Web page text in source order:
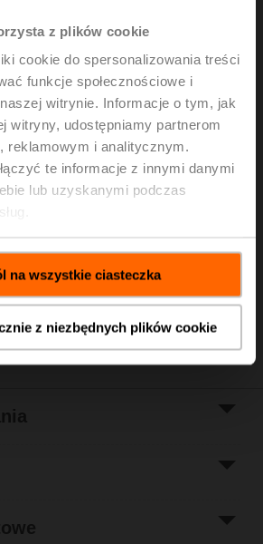
z plików cookie
cookie do spersonalizowania treści
funkcje społecznościowe i
witrynie. Informacje o tym, jak
witryny, udostępniamy partnerom
reklamowym i analitycznym.
te informacje z innymi danymi
lub uzyskanymi podczas
na wszystkie ciasteczka
z niezbędnych plików cookie
RE
(RetroFIT+), 500 N,
2...10 V, 200 s (120...200 s),
Zaciski
2 705,00 PLN
koszyka